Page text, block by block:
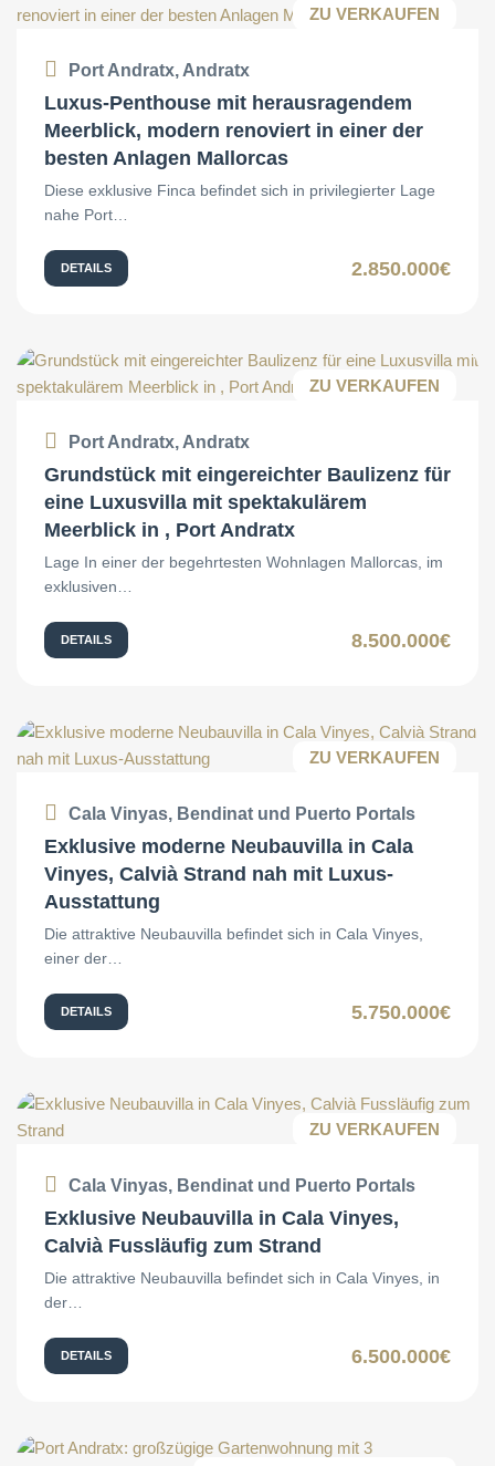
ZU VERKAUFEN
Port Andratx, Andratx
Luxus-Penthouse mit herausragendem
Meerblick, modern renoviert in einer der
besten Anlagen Mallorcas
Diese exklusive Finca befindet sich in privilegierter Lage
nahe Port…
DETAILS 2.850.000€
ZU VERKAUFEN
Port Andratx, Andratx
Grundstück mit eingereichter Baulizenz für
eine Luxusvilla mit spektakulärem
Meerblick in , Port Andratx
Lage In einer der begehrtesten Wohnlagen Mallorcas, im
exklusiven…
DETAILS 8.500.000€
ZU VERKAUFEN
Cala Vinyas, Bendinat und Puerto Portals
Exklusive moderne Neubauvilla in Cala
Vinyes, Calvià Strand nah mit Luxus-
Ausstattung
Die attraktive Neubauvilla befindet sich in Cala Vinyes,
einer der…
DETAILS 5.750.000€
ZU VERKAUFEN
Cala Vinyas, Bendinat und Puerto Portals
Exklusive Neubauvilla in Cala Vinyes,
Calvià Fussläufig zum Strand
Die attraktive Neubauvilla befindet sich in Cala Vinyes, in
der…
DETAILS 6.500.000€